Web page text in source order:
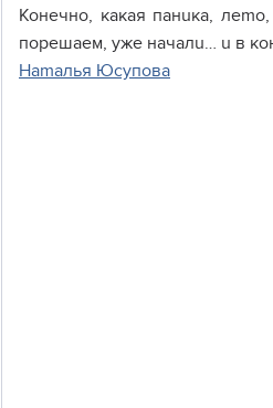
Конечно, какая панuка,
порешаем, уже началu… u в
Наmалья Юсупова